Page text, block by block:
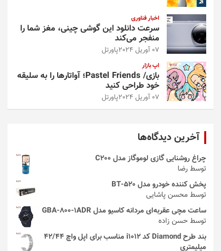
اخبار فناوری
سرعت دانلود این گوشی چینی، مغز شما را
منفجر می‌کند
07 آوریل 2024 پاورتل
اپ بازار
بازی/ Pastel Friends؛ آواتارها را به سلیقه
خود طراحی کنید
07 آوریل 2024 پاورتل
آخرین دیدگاه‌ها
چراغ روشنایی گازی لوموگاز مدل C200
توسط رضا
پخش کننده خودرو مدل 520-BT
توسط محسن پاشایی
ساعت مچی عقربه‌ای مردانه کاسیو مدل GBA-800-1ADR
توسط حسن زاده
بند طرح Diamond کد i1012 مناسب برای اپل واچ 42/44
میلیمتری